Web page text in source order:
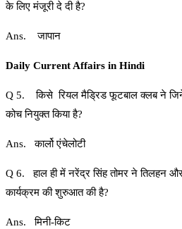
के लिए मंजूरी दे दी है?
Ans. जापान
Daily Current Affairs in Hindi
Q 5. किसे रियल मैड्रिड फूटबाल क्लब ने
कोच नियुक्त किया है?
Ans. कार्लो एंचेलोटी
Q 6. हाल ही में नरेंद्र सिंह तोमर ने तिलहन
कार्यक्रम की शुरुआत की है?
Ans. मिनी-किट